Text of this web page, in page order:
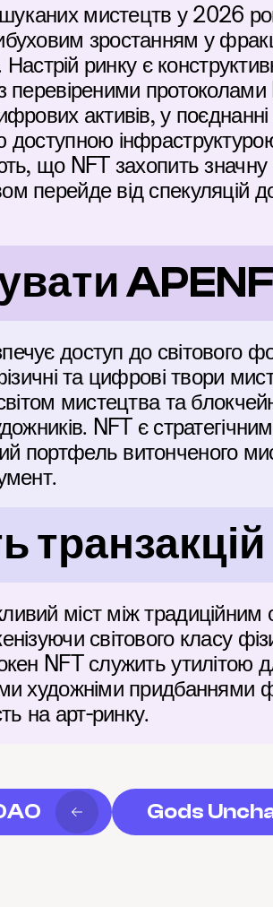
мистецтв у 2026
зростанням у
Настрій ринку є
перевіреними
активів, у
доступною
що NFT захопить значну
перейде від спекуляцій
доступ до світового
та цифрові твори
мистецтва та
NFT є
портфель витонченого
транзакцій
міст між
світового класу
NFT служить
художніми придбаннями
на арт-ринку.
Gods